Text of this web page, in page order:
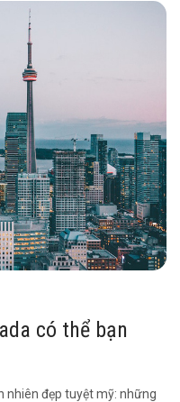
có thể bạn
nhiên đẹp tuyệt mỹ: những